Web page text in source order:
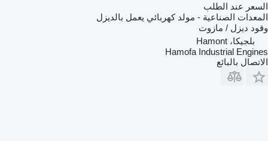
السعر عند الطلب
المعدات الصناعية - مولد كهربائي يعمل بالديزل
وقود ديزل / مازوت
بلجيكا، Hamont
Hamofa Industrial Engines
الاتصال بالبائع